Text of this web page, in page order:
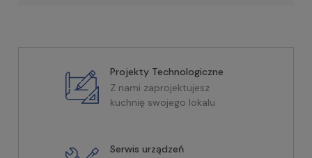
Projekty Technologiczne
Z nami zaprojektujesz
kuchnię swojego lokalu
Serwis urządzeń